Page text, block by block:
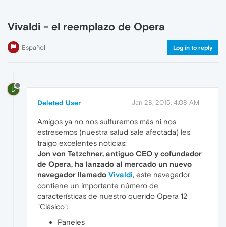
Vivaldi - el reemplazo de Opera
Español Log in to reply
D
Deleted User Jan 28, 2015, 4:08 AM
Amigos ya no nos sulfuremos más ni nos
estresemos (nuestra salud sale afectada) les
traigo excelentes noticias:
Jon von Tetzchner, antiguo CEO y cofundador
de Opera, ha lanzado al mercado un nuevo
navegador llamado Vivaldi, este navegador
contiene un importante número de
características de nuestro querido Opera 12
"Clásico":
Paneles